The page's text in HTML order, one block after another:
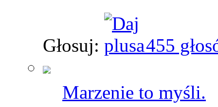
Głosuj: 455
Marzenie to myśli.